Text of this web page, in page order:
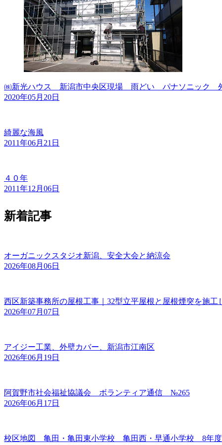
㈱新光ハウス 新潟市中央区現場 雨どい パナソニック
2020年05月20日
綺麗な海風
2011年06月21日
４０年
2011年12月06日
新着記事
オーガニックスタジオ新潟、安全大会と納涼会
2026年08月06日
西区新築事務所の屋根工事｜32型立平屋根と屋根煙突を施工
2026年07月07日
アイジー工業、外壁カバー、新潟市江南区
2026年06月19日
阿賀野市社会福祉協議会 ボランティア通信 №265
2026年06月17日
校区地図 亀田・亀田東小学校 亀田西・早通小学校 8年度